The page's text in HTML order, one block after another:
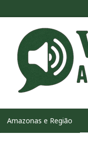
Amazonas e Região